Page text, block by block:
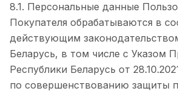
8.1. Персональные данные
Покупателя обрабатываются в
действующим
Беларусь, в том числе с Указом
Республики Беларусь от
по совершенствованию защиты